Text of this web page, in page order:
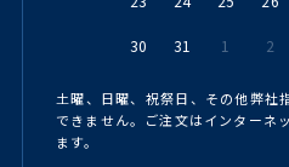
30 31 1 2
土曜、日曜、祝祭日、その他弊社
できません。ご注文はインターネ
ます。